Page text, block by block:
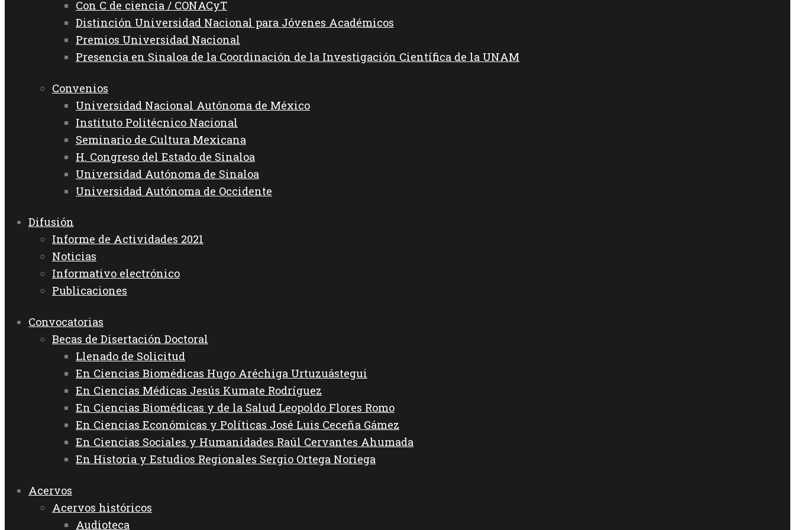
Con C de ciencia / CONACyT
Distinción Universidad Nacional para Jóvenes Académicos
Premios Universidad Nacional
Presencia en Sinaloa de la Coordinación de la Investigación Científica de la UNAM
Convenios
Universidad Nacional Autónoma de México
Instituto Politécnico Nacional
Seminario de Cultura Mexicana
H. Congreso del Estado de Sinaloa
Universidad Autónoma de Sinaloa
Universidad Autónoma de Occidente
Difusión
Informe de Actividades 2021
Noticias
Informativo electrónico
Publicaciones
Convocatorias
Becas de Disertación Doctoral
Llenado de Solicitud
En Ciencias Biomédicas Hugo Aréchiga Urtuzuástegui
En Ciencias Médicas Jesús Kumate Rodríguez
En Ciencias Biomédicas y de la Salud Leopoldo Flores Romo
En Ciencias Económicas y Políticas José Luis Ceceña Gámez
En Ciencias Sociales y Humanidades Raúl Cervantes Ahumada
En Historia y Estudios Regionales Sergio Ortega Noriega
Acervos
Acervos históricos
Audioteca